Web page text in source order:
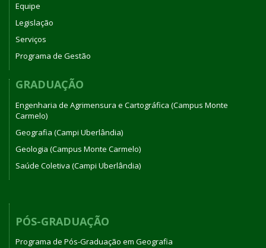
Equipe
Legislação
Serviços
Programa de Gestão
GRADUAÇÃO
Engenharia de Agrimensura e Cartográfica (Campus Monte
Carmelo)
Geografia (Campi Uberlândia)
Geologia (Campus Monte Carmelo)
Saúde Coletiva (Campi Uberlândia)
PÓS-GRADUAÇÃO
Programa de Pós-Graduação em Geografia